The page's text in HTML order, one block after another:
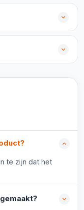
te zijn dat het